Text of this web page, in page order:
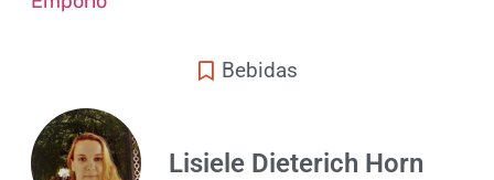
Bebidas
Lisiele Dieterich Horn